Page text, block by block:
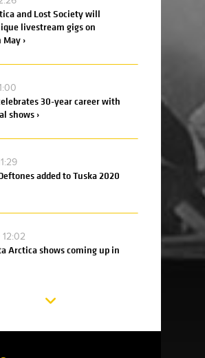
and Lost Society will
livestream gigs on
›
30-year career with
shows ›
added to Tuska 2020
Arctica shows coming up in